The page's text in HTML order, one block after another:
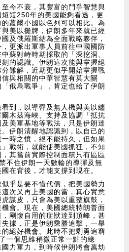
今不衰，其豐富的鬥爭智慧與
短250年的美國能夠看透，更
蕞爾小國以色列可以相比。為
美以攤牌，伊朗多年來就已經
及俄羅斯結為全面戰略夥伴，
更派出軍事人員前往中國國防
蘇對峙時期採取的「深挖洞、
的認識。伊朗這次能與掌握絕
難解，近期更似乎開始掌握戰
與相關的中華智慧有莫大關
俄烏戰爭」，肯定也給了伊朗
到，以導彈及無人機與美以纏
木茲海峽、支持及協調「抵抗
美軍基地等戰法，只是伊朗達
伊朗清醒地認識到，以自己的
時之憤，絕不能持久，但如果
戰術，就能使美國抓狂，不知
其當前實際控制面積只有區區
不住伊朗一天數輪的導彈及無
在背後，才能支撐到現在。
乎是要不惜代價，把美國勢力
次又再上美國的當，真心實意
謀皮，只會為美以重整旗鼓，
會。現在，美國總統特朗普面
剛愎自用的症狀達到頂峰，甚
據，正是伊朗乘勝追擊，一舉
絕好機會。此時不把剩勇追窮
一個思維稍微正常一點的總
力軍力，到時候伊朗將會萬劫